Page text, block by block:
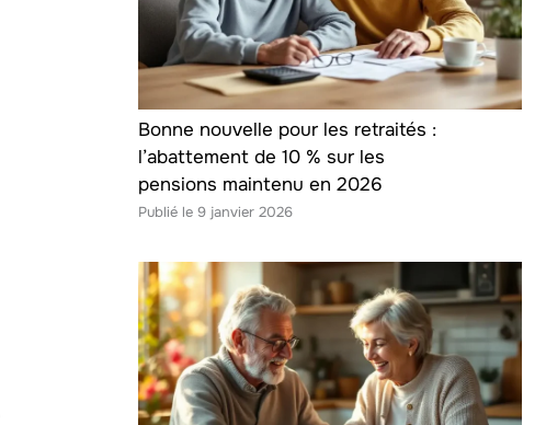
Bonne nouvelle pour les retraités :
l’abattement de 10 % sur les
pensions maintenu en 2026
9 janvier 2026